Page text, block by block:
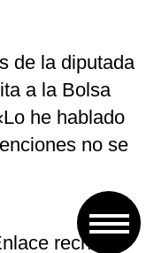
de la diputada
a la Bolsa
he hablado
no se
rechazó